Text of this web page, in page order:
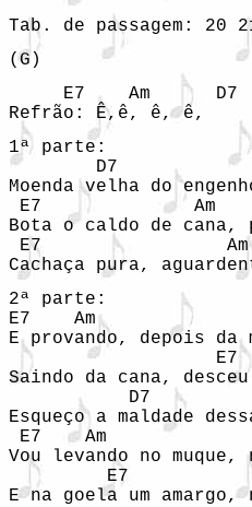
Tab. de passagem: 20
(G)
     E7    Am      D7	          G
Refrão: Ê,ê, ê, ê,
1ª parte:
D7
Moenda velha do
E7              Am
Bota o caldo de cana,
E7	            Am     D7	             G
Cachaça pura,
2ª parte:
E7    Am                  D7
E provando, depois da
	           E7		        Am
Saindo da cana, desceu
	   D7		         G
Esqueço a maldade
E7    Am		 D7		   G
Vou levando no
	 E7		        Am
E na goela um amargo,